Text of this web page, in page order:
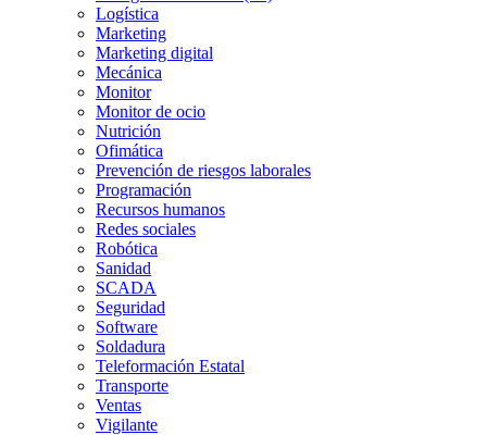
Logística
Marketing
Marketing digital
Mecánica
Monitor
Monitor de ocio
Nutrición
Ofimática
Prevención de riesgos laborales
Programación
Recursos humanos
Redes sociales
Robótica
Sanidad
SCADA
Seguridad
Software
Soldadura
Teleformación Estatal
Transporte
Ventas
Vigilante